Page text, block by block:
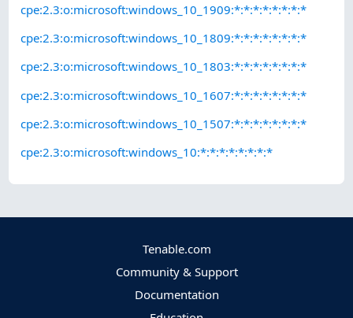
cpe:2.3:o:microsoft:windows_10_1909:*:*:*:*:*:*:*:*
cpe:2.3:o:microsoft:windows_10_1809:*:*:*:*:*:*:*:*
cpe:2.3:o:microsoft:windows_10_1803:*:*:*:*:*:*:*:*
cpe:2.3:o:microsoft:windows_10_1607:*:*:*:*:*:*:*:*
cpe:2.3:o:microsoft:windows_10_1507:*:*:*:*:*:*:*:*
cpe:2.3:o:microsoft:windows_10:*:*:*:*:*:*:*:*
Tenable.com
Community & Support
Documentation